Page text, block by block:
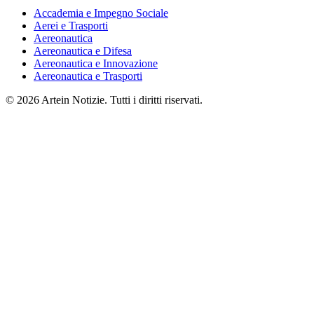
Accademia e Impegno Sociale
Aerei e Trasporti
Aereonautica
Aereonautica e Difesa
Aereonautica e Innovazione
Aereonautica e Trasporti
© 2026 Artein Notizie. Tutti i diritti riservati.